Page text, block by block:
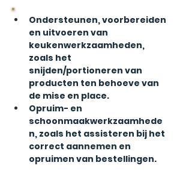
Ondersteunen, voorbereiden
en uitvoeren van
keukenwerkzaamheden,
zoals het
snijden/portioneren van
producten ten behoeve van
de mise en place.
Opruim- en
schoonmaakwerkzaamhede
n, zoals het assisteren bij het
correct aannemen en
opruimen van bestellingen.